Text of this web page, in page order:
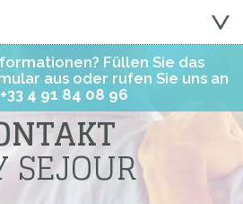
Füllen Sie das
aus oder rufen Sie uns an
+33 4 91 84 08 96
SEJOUR